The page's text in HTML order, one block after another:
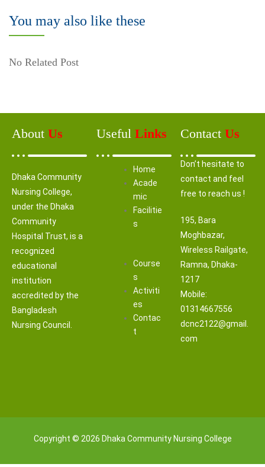
You may also like these
No Related Post
About Us
Dhaka Community
Nursing College,
under the Dhaka
Community
Hospital Trust, is a
recognized
educational
institution
accredited by the
Bangladesh
Nursing Council.
Useful Links
Home
Acade
mic
Facilitie
s
Course
s
Activiti
es
Contac
t
ContactUs
Don’t hesitate to
contact and feel
free to reach us !
195, Bara
Moghbazar,
Wireless Railgate,
Ramna, Dhaka-
1217
Mobile:
01314667556
dcnc2122@gmail.
com
Copyright © 2026 Dhaka Community Nursing College